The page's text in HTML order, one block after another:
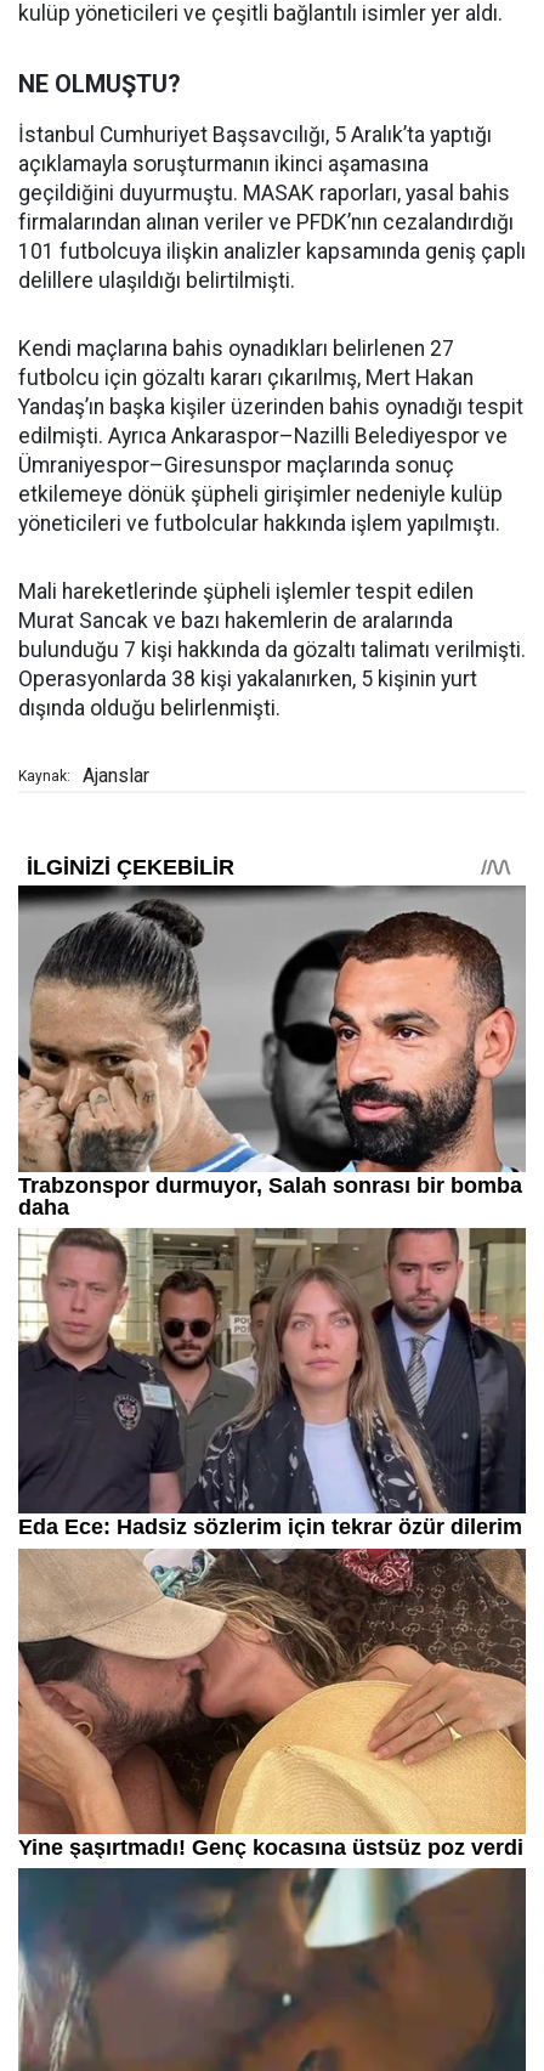
kulüp yöneticileri ve çeşitli bağlantılı isimler yer aldı.
NE OLMUŞTU?
İstanbul Cumhuriyet Başsavcılığı, 5 Aralık’ta yaptığı
açıklamayla soruşturmanın ikinci aşamasına
geçildiğini duyurmuştu. MASAK raporları, yasal bahis
firmalarından alınan veriler ve PFDK’nın cezalandırdığı
101 futbolcuya ilişkin analizler kapsamında geniş çaplı
delillere ulaşıldığı belirtilmişti.
Kendi maçlarına bahis oynadıkları belirlenen 27
futbolcu için gözaltı kararı çıkarılmış, Mert Hakan
Yandaş’ın başka kişiler üzerinden bahis oynadığı tespit
edilmişti. Ayrıca Ankaraspor–Nazilli Belediyespor ve
Ümraniyespor–Giresunspor maçlarında sonuç
etkilemeye dönük şüpheli girişimler nedeniyle kulüp
yöneticileri ve futbolcular hakkında işlem yapılmıştı.
Mali hareketlerinde şüpheli işlemler tespit edilen
Murat Sancak ve bazı hakemlerin de aralarında
bulunduğu 7 kişi hakkında da gözaltı talimatı verilmişti.
Operasyonlarda 38 kişi yakalanırken, 5 kişinin yurt
dışında olduğu belirlenmişti.
Kaynak: Ajanslar